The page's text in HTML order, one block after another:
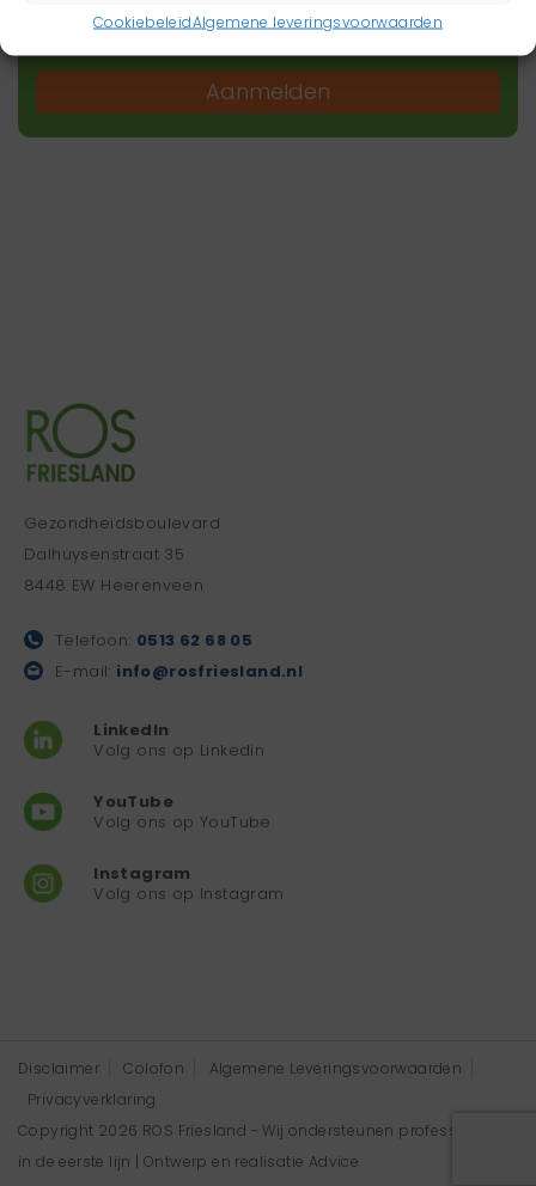
CookiebeleidAlgemene leveringsvoorwaarden
Aanmelden
Gezondheidsboulevard
Dalhuysenstraat 35
8448 EW Heerenveen
Telefoon: 0513 62 68 05
E-mail: info@rosfriesland.nl
LinkedIn
Volg ons op Linkedin
YouTube
Volg ons op YouTube
Instagram
Volg ons op Instagram
Disclaimer Colofon
Algemene Leveringsvoorwaarden
Privacyverklaring
Copyright 2026 ROS Friesland - Wij ondersteunen professionals
in de eerste lijn | Ontwerp en realisatie Advice